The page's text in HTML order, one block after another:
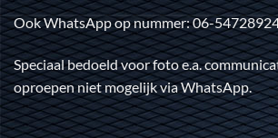
Ook WhatsApp op nummer: 06-
Speciaal bedoeld voor foto e.a.
oproepen niet mogelijk via WhatsApp.